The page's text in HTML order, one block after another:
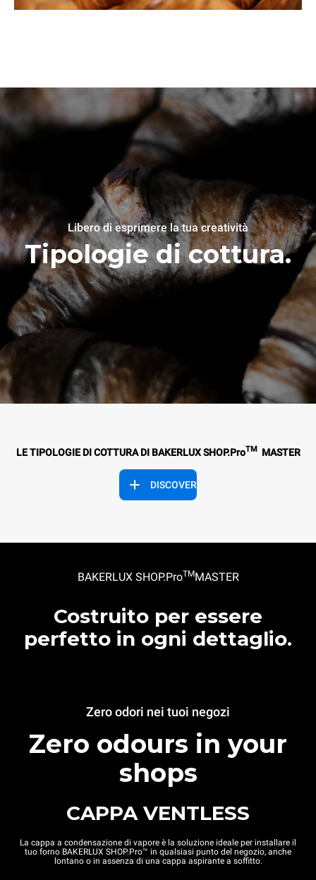
Libero di esprimere la tua creatività
Tipologie di cottura.
LE TIPOLOGIE DI COTTURA DI BAKERLUX SHOP.ProTM MASTER
DISCOVER
BAKERLUX SHOP.ProTMMASTER
Costruito per essere
perfetto in ogni dettaglio.
Zero odori nei tuoi negozi
Zero odours in your
shops
CAPPA VENTLESS
La cappa a condensazione di vapore è la soluzione ideale per installare il
tuo forno BAKERLUX SHOP.Pro™ in qualsiasi punto del negozio, anche
lontano o in assenza di una cappa aspirante a soffitto.